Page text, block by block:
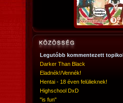
Legutóbb kommentezett
Darker Than Black
Eladnék!/Vennék!
Hentai - 18 éven felülieknek!
Highschool DxD
"is fun"